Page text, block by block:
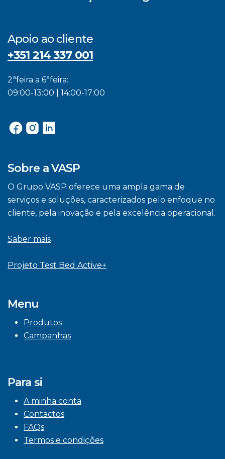
Apoio ao cliente
+351 214 337 001
2ªfeira a 6ªfeira:
09:00-13:00 | 14:00-17:00
Sobre a VASP
O Grupo VASP oferece uma ampla gama de
serviços e soluções, caracterizados pelo enfoque no
cliente, pela inovação e pela excelência operacional.
Saber mais
Projeto Test Bed Active+
Menu
Produtos
Campanhas
Para si
A minha conta
Contactos
FAQs
Termos e condições